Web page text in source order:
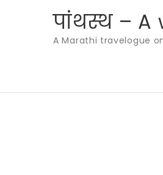
पांथस्थ – A
A Marathi travelogue